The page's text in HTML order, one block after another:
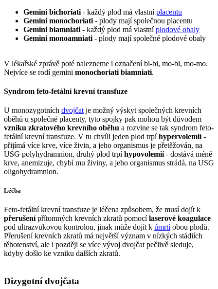
Gemini bichoriati - každý plod má vlastníplacentu
Gemini monochoriati - plody mají společnou placentu
Gemini biamniati - každý plod má vlastníplodové obaly
Gemini monoamniati - plody mají společné plodové obaly
V lékařské zprávě poté nalezneme i označení bi-bi, mo-bi, mo-mo.
Nejvíce se rodí gemini monochoriati biamniati.
Syndrom feto-fetální krevní transfuze
U monozygotních dvojčat je možný výskyt společných krevních
oběhů u společné placenty, tyto spojky pak mohou být důvodem
vzniku zkratového krevního oběhu a rozvine se tak syndrom feto-
fetální krevní transfuze. V tu chvíli jeden plod trpíhypervolemií-
přijímá více krve, více živin, a jeho organismus je přetěžován, na
USG polyhydramnion, druhý plod trpíhypovolemií- dostává méně
krve, anemizuje, chybí mu živiny, a jeho organismus strádá, na USG
oligohydramnion.
Léčba
Feto-fetální krevní transfuze je léčena způsobem, že musí dojít k
přerušenípřítomných krevních zkratů pomocílaserové koagulace
pod ultrazvukovou kontrolou, jinak může dojít k úmrtíobou plodů.
Přerušení krevních zkratů má největší význam v nízkých stádiích
těhotenství, ale i později se více vývoj dvojčat pečlivě sleduje,
kdyby došlo ke vzniku dalších zkratů.
Dizygotní dvojčata